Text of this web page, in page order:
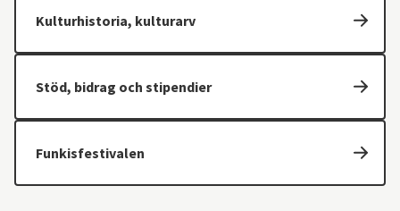
Kulturhistoria, kulturarv
Stöd, bidrag och stipendier
Funkisfestivalen